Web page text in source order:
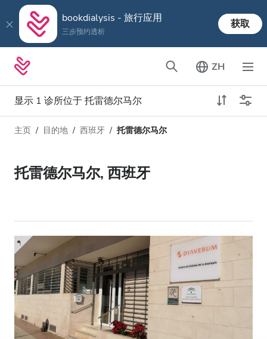
bookdialysis - 旅行应用
三步预约透析
获取
ZH
显示 1 诊所位于 托雷德尔马尔
透析类型
所有透析
接收
HIV患者
乙型肝炎患者
丙型肝炎患者
距离
主页 目的地 西班牙 托雷德尔马尔
托雷德尔马尔, 西班牙